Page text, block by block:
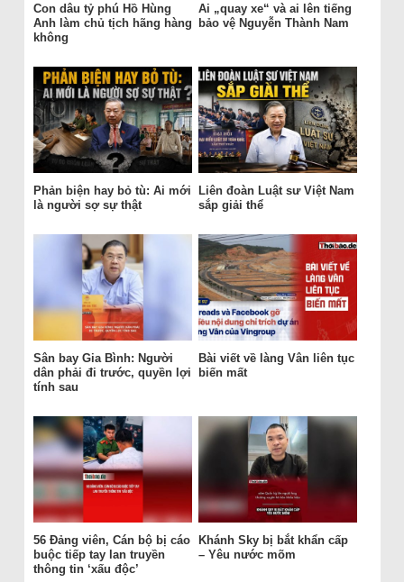
Con dâu tỷ phú Hồ Hùng
Anh làm chủ tịch hãng hàng
không
Ai „quay xe“ và ai lên tiếng
bảo vệ Nguyễn Thành Nam
Phản biện hay bỏ tù: Ai mới
là người sợ sự thật
Liên đoàn Luật sư Việt Nam
sắp giải thể
Sân bay Gia Bình: Người
dân phải đi trước, quyền lợi
tính sau
Bài viết về làng Vân liên tục
biến mất
56 Đảng viên, Cán bộ bị cáo
buộc tiếp tay lan truyền
thông tin ‘xấu độc’
Khánh Sky bị bắt khẩn cấp
– Yêu nước mõm